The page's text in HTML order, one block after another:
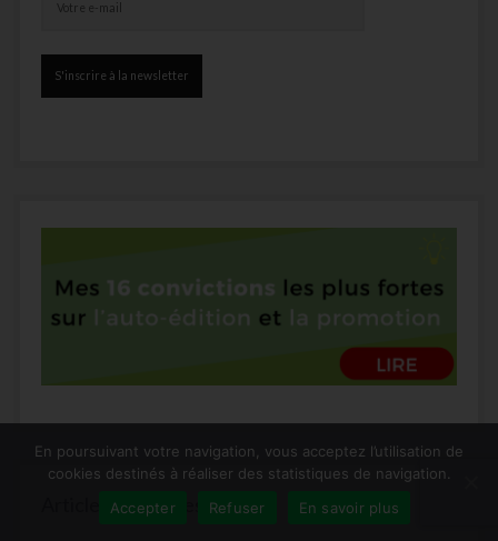
Articles populaires
En poursuivant votre navigation, vous acceptez l’utilisation de
cookies destinés à réaliser des statistiques de navigation.
Accepter
Refuser En savoir plus